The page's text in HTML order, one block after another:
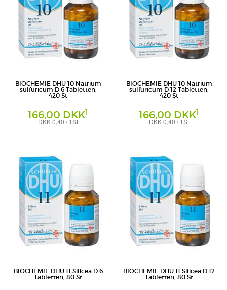
BIOCHEMIE DHU 10 Natrium
sulfuricum D 6 Tabletten,
420 St
166,00 DKK1
DKK 0,40 / 1St
BIOCHEMIE DHU 10 Natrium
sulfuricum D 12 Tabletten,
420 St
166,00 DKK1
DKK 0,40 / 1St
BIOCHEMIE DHU 11 Silicea D 6
Tabletten, 80 St
BIOCHEMIE DHU 11 Silicea D 12
Tabletten, 80 St